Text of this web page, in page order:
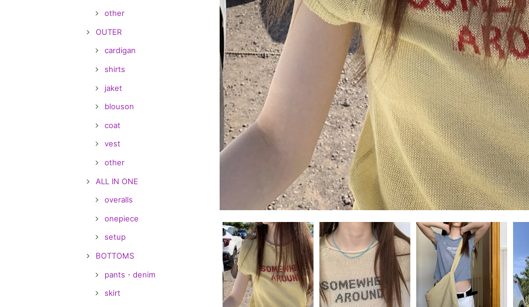
other
OUTER
cardigan
shirts
jaket
blouson
coat
vest
other
ALL IN ONE
overalls
onepiece
setup
BOTTOMS
pants・denim
skirt